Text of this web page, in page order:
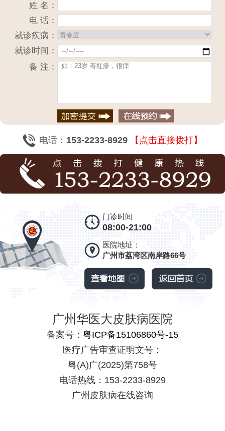
姓 名：
电 话：
就诊疾病：
就诊时间：
备 注：
电话： 153-2233-8929 【点击直接拨打】
门诊时间
08:00-21:00
医院地址：
广州市荔湾区南岸路66号
广州华医大皮肤病医院
备案号： 粤ICP备15106860号-15
医疗广告审查证明文号：
粤(A)广(2025)第758号
电话热线：153-2233-8929
广州皮肤病在线咨询